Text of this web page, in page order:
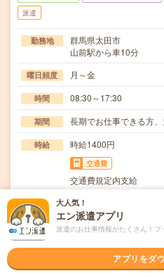
派遣
勤務地
群馬県太田市
山前駅から車10分
曜日頻度 月～金
時間 08:30～17:30
期間 長期でお仕事できる方、
時給 時給1400円
交通費
交通費規定内支給
仕事内容
フォークリフト(リーチ
等【取扱製品情報】ト
応募資格
職種未経験OK / ブラン
◆未経験OK！〇まずは
で気軽にオンライン登
大人気！
エン派遣アプリ
派遣のお仕事情報がたくさん！プ
アプリをダ